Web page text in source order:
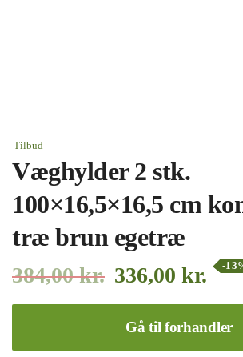
Tilbud
Væghylder 2 stk.
100×16,5×16,5 cm
træ brun egetræ
384,00kr. 336,00 kr. -
Gå til forhandler